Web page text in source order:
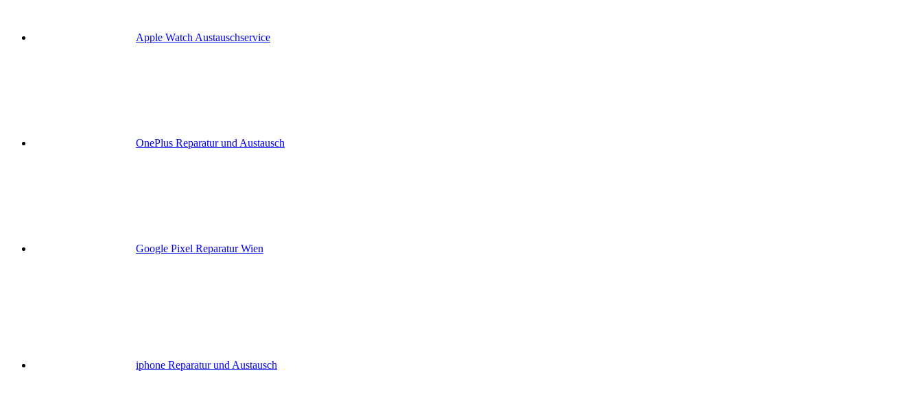
Apple Watch Austauschservice
OnePlus Reparatur und Austausch
Google Pixel Reparatur Wien
iphone Reparatur und Austausch